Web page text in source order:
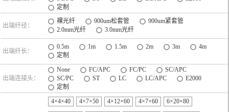
定制
出端纤径：
裸光纤 900um松套管
900um紧套管
2.0mm光纤
3.0mm光纤
出端纤长：
0.5m 1m 1.5m 2m 3m
4m
定制
出端连接头：
None FC/APC FC/PC
SC/APC
SC/PC
ST LC LC/APC
E2000
定制
4×4×40 4×7×50 4×12×60 4×7×60 6×20×80